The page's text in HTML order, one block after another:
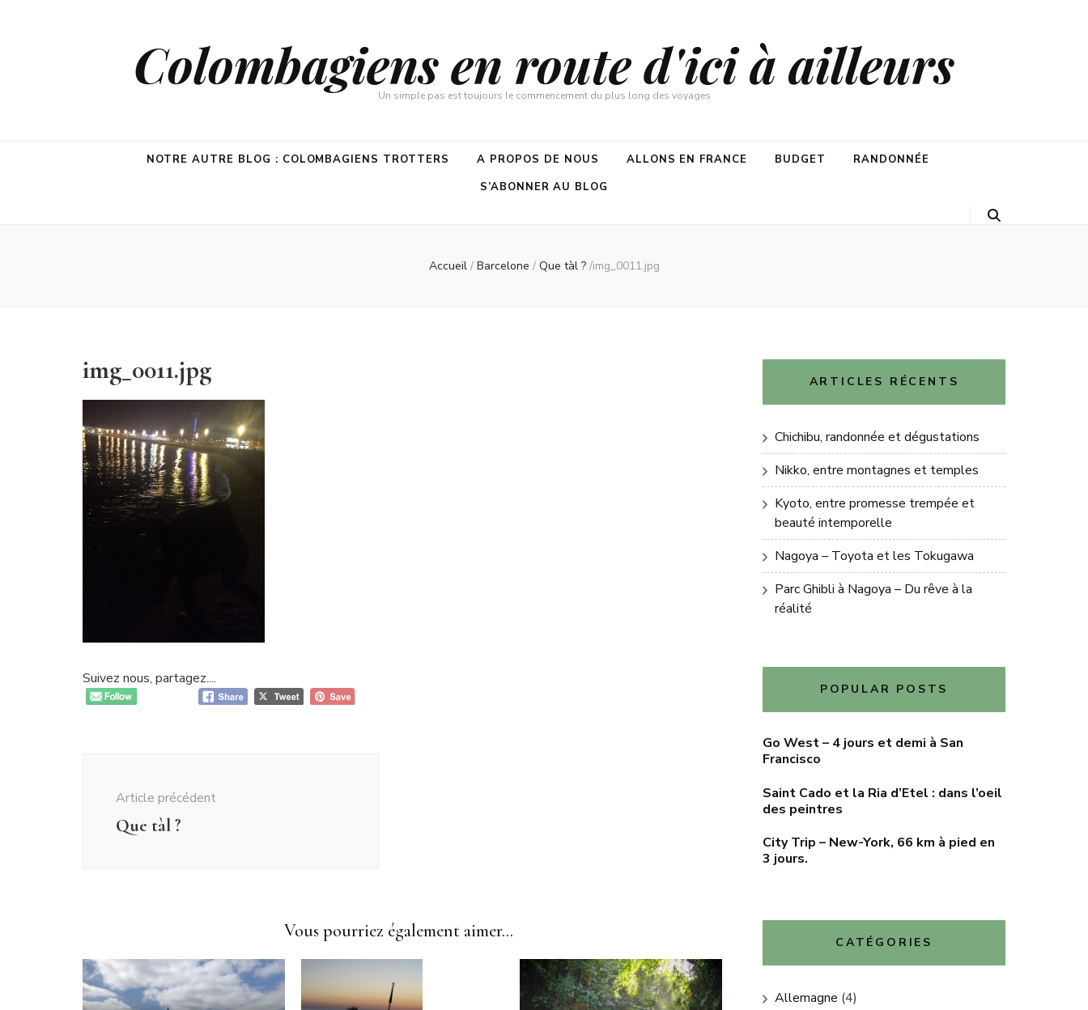
Colombagiens en route d'ici à ailleurs
Un simple pas est toujours le commencement du plus long des voyages
NOTRE AUTRE BLOG : COLOMBAGIENS TROTTERS A PROPOS DE NOUS ALLONS EN FRANCE BUDGET
RANDONNÉE
S’ABONNER AU BLOG
Accueil / Barcelone / Que tàl ? /img_0011.jpg
img_0011.jpg
Suivez nous, partagez....
Article précédent
Que tàl ?
Vous pourriez également aimer...
ARTICLES RÉCENTS
Chichibu, randonnée et dégustations
Nikko, entre montagnes et temples
Kyoto, entre promesse trempée et
beauté intemporelle
Nagoya – Toyota et les Tokugawa
Parc Ghibli à Nagoya – Du rêve à la
réalité
POPULAR POSTS
Go West – 4 jours et demi à San
Francisco
Saint Cado et la Ria d’Etel : dans l’oeil
des peintres
City Trip – New-York, 66 km à pied en
3 jours.
CATÉGORIES
Allemagne (4)